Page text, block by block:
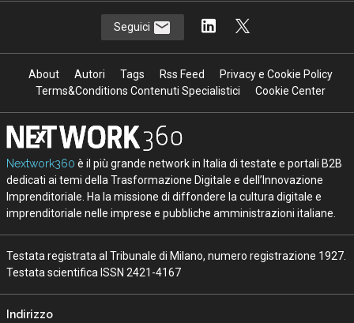
Seguici
About Autori Tags Rss Feed
Privacy e Cookie Policy
Terms&Conditions Contenuti Specialistici
Cookie Center
Nextwork360 è il più grande network in Italia di testate e portali B2B
dedicati ai temi della Trasformazione Digitale e dell’Innovazione
Imprenditoriale. Ha la missione di diffondere la cultura digitale e
imprenditoriale nelle imprese e pubbliche amministrazioni italiane.
Testata registrata al Tribunale di Milano, numero registrazione 1927.
Testata scientifica ISSN 2421-4167
Indirizzo